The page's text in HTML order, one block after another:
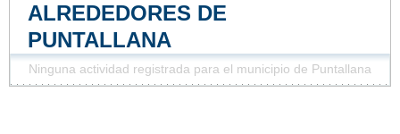
ALREDEDORES DE
PUNTALLANA
Ninguna actividad registrada para el municipio de Puntallana